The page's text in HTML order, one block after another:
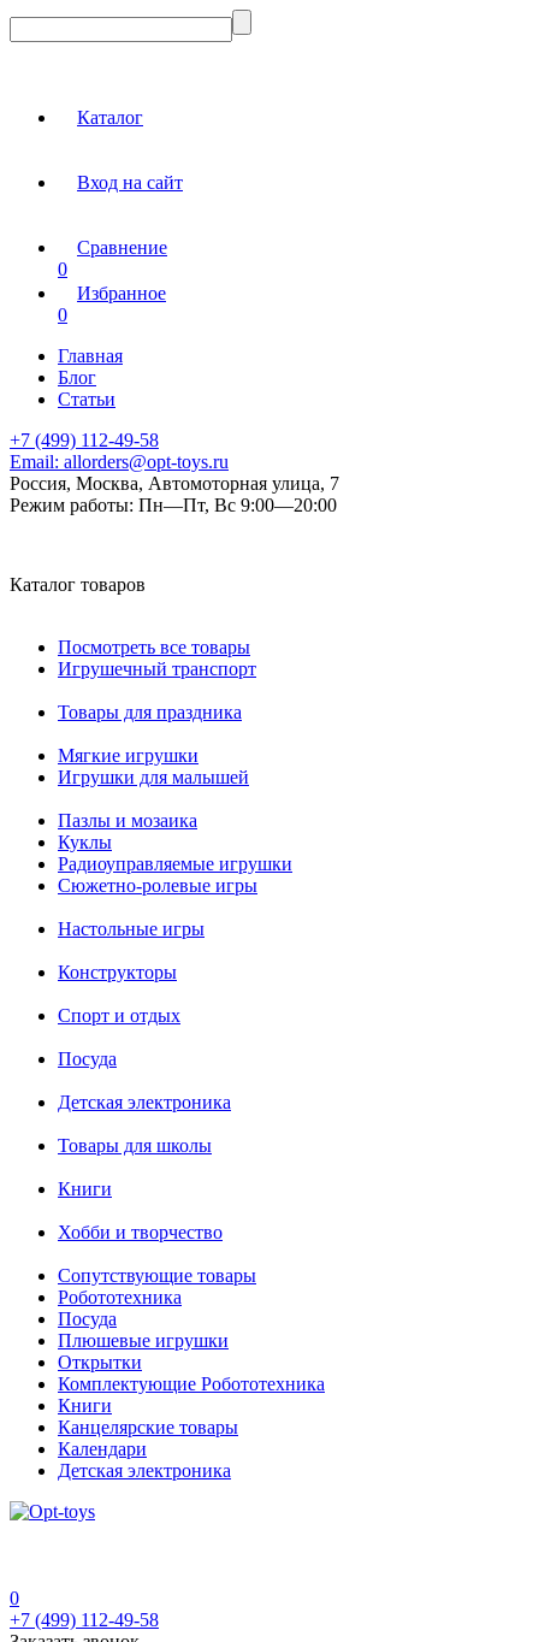
Каталог
Вход на сайт
Сравнение
0
Избранное
0
Главная
Блог
Статьи
+7 (499) 112-49-58
Email: allorders@opt-toys.ru
Россия, Москва, Автомоторная улица, 7
Режим работы: Пн—Пт, Вс 9:00—20:00
Каталог товаров
Посмотреть все товары
Игрушечный транспорт
Товары для праздника
Мягкие игрушки
Игрушки для малышей
Пазлы и мозаика
Куклы
Радиоуправляемые игрушки
Сюжетно-ролевые игры
Настольные игры
Конструкторы
Спорт и отдых
Посуда
Детская электроника
Товары для школы
Книги
Хобби и творчество
Сопутствующие товары
Робототехника
Посуда
Плюшевые игрушки
Открытки
Комплектующие Робототехника
Книги
Канцелярские товары
Календари
Детская электроника
0
+7 (499) 112-49-58